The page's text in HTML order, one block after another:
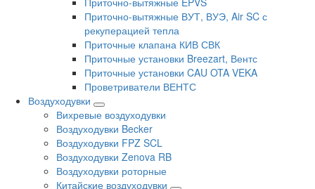
Приточно-вытяжные ВУТ, ВУЭ, Air SC с
рекуперацией тепла
Приточные клапана КИВ СВК
Приточные установки Breezart, Вентс
Приточные установки CAU OTA VEKA
Проветриватели ВЕНТС
Воздуходувки
Вихревые воздуходувки
Воздуходувки Becker
Воздуходувки FPZ SCL
Воздуходувки Zenova RB
Воздуходувки роторные
Китайские воздуходувки